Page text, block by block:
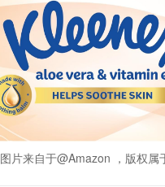
图片来自于@Amazon ，版权属